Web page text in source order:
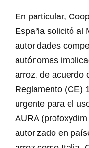
En particular,
España solicitó al
autoridades
autónomas
arroz, de acuerdo
Reglamento (CE)
urgente para el
AURA
autorizado en